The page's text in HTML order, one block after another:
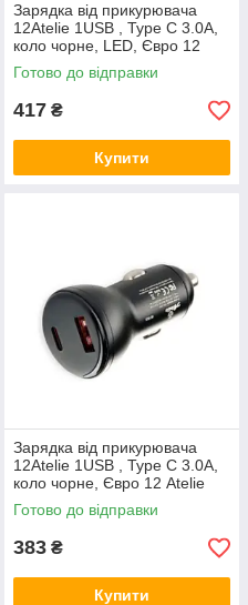
Зарядка від прикурювача
12Atelie 1USB , Type C 3.0А,
коло чорне, LED, Євро 12
Atelie
Готово до відправки
417 ₴
Купити
Зарядка від прикурювача
12Atelie 1USB , Type C 3.0А,
коло чорне, Євро 12 Atelie
Готово до відправки
383 ₴
Купити